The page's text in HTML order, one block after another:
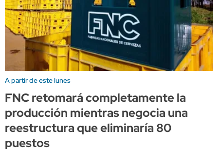
A partir de este lunes
FNC retomará completamente la
producción mientras negocia una
reestructura que eliminaría 80
puestos